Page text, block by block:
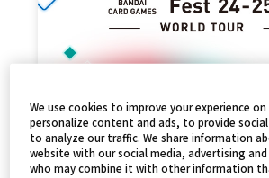
事後販売について
2025.03.08
We use cookies to improve your experience
personalize content and ads, to provide
to analyze our traffic. We share information
website with our social media, advertising
who may combine it with other information